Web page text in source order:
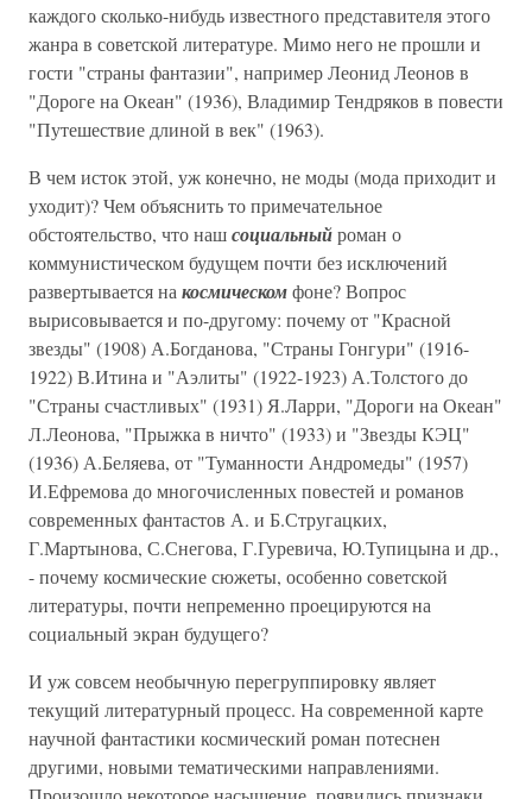
каждого сколько-нибудь известного представителя этого
жанра в советской литературе. Мимо него не прошли и
гости "страны фантазии", например Леонид Леонов в
"Дороге на Океан" (1936), Владимир Тендряков в повести
"Путешествие длиной в век" (1963).
В чем исток этой, уж конечно, не моды (мода приходит и
уходит)? Чем объяснить то примечательное
обстоятельство, что нашсоциальныйроман о
коммунистическом будущем почти без исключений
развертывается на космическомфоне? Вопрос
вырисовывается и по-другому: почему от "Красной
звезды" (1908) А.Богданова, "Страны Гонгури" (1916-
1922) В.Итина и "Аэлиты" (1922-1923) А.Толстого до
"Страны счастливых" (1931) Я.Ларри, "Дороги на Океан"
Л.Леонова, "Прыжка в ничто" (1933) и "Звезды КЭЦ"
(1936) А.Беляева, от "Туманности Андромеды" (1957)
И.Ефремова до многочисленных повестей и романов
современных фантастов А. и Б.Стругацких,
Г.Мартынова, С.Снегова, Г.Гуревича, Ю.Тупицына и др.,
- почему космические сюжеты, особенно советской
литературы, почти непременно проецируются на
социальный экран будущего?
И уж совсем необычную перегруппировку являет
текущий литературный процесс. На современной карте
научной фантастики космический роман потеснен
другими, новыми тематическими направлениями.